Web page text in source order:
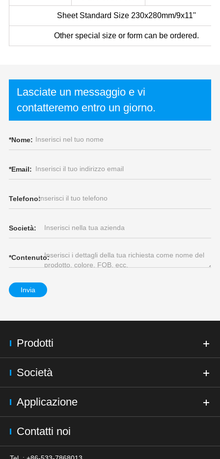
Sheet Standard Size 230x280mm/9x11''
Other special size or form can be ordered.
Lasciate un messaggio e vi
contatteremo entro un giorno.
*Nome:
*Email:
Telefono:
Società:
*Contenuto:
Invia
Prodotti
Società
Applicazione
Contatti noi